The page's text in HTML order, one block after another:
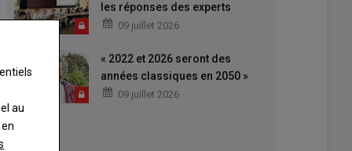
les réponses des experts
09 juillet 2026
« 2022 et 2026 seront des
années classiques en 2050 »
09 juillet 2026
au